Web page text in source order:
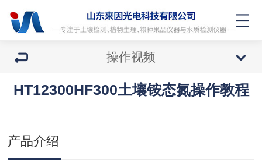
操作视频
HT12300HF300土壤铵态氮操作教程
产品介绍